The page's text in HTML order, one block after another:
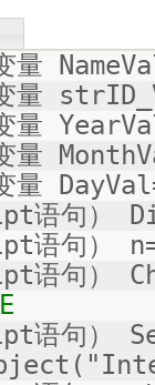
量
量
量
量
量
语句）
语句）
语句）
语句）